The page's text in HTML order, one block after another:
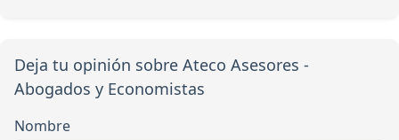
Deja tu opinión sobre Ateco Asesores -
Abogados y Economistas
Nombre